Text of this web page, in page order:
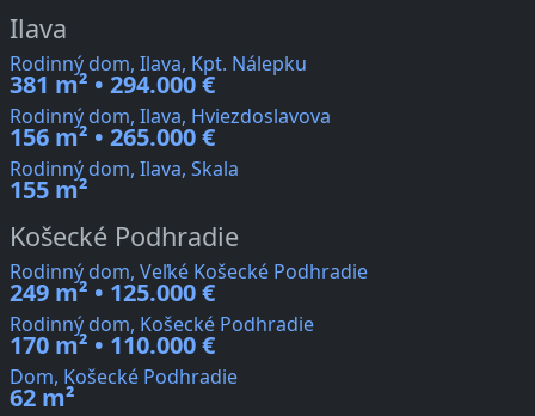
Ilava
Rodinný dom, Ilava, Kpt. Nálepku
381 m² • 294.000 €
Rodinný dom, Ilava, Hviezdoslavova
156 m² • 265.000 €
Rodinný dom, Ilava, Skala
155 m²
Košecké Podhradie
Rodinný dom, Veľké Košecké Podhradie
249 m² • 125.000 €
Rodinný dom, Košecké Podhradie
170 m² • 110.000 €
Dom, Košecké Podhradie
62 m²